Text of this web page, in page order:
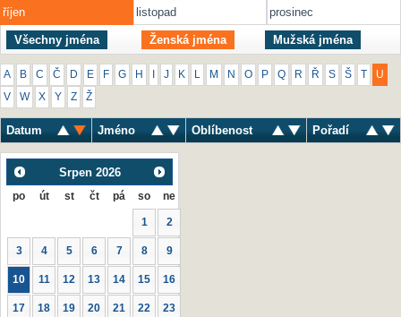
říjen
listopad prosinec
Všechny jména Ženská jména Mužská jména
A B C Č D E F G H J K M N O P Q R Ř S Š U
V W X Y Z Ž
Datum Jméno Oblíbenost Pořadí
Srpen 2026
po út st čt pá so ne
1 2
3 4 5 6 7 8 9
10 11 12 13 14 15 16
17 18 19 20 21 22 23